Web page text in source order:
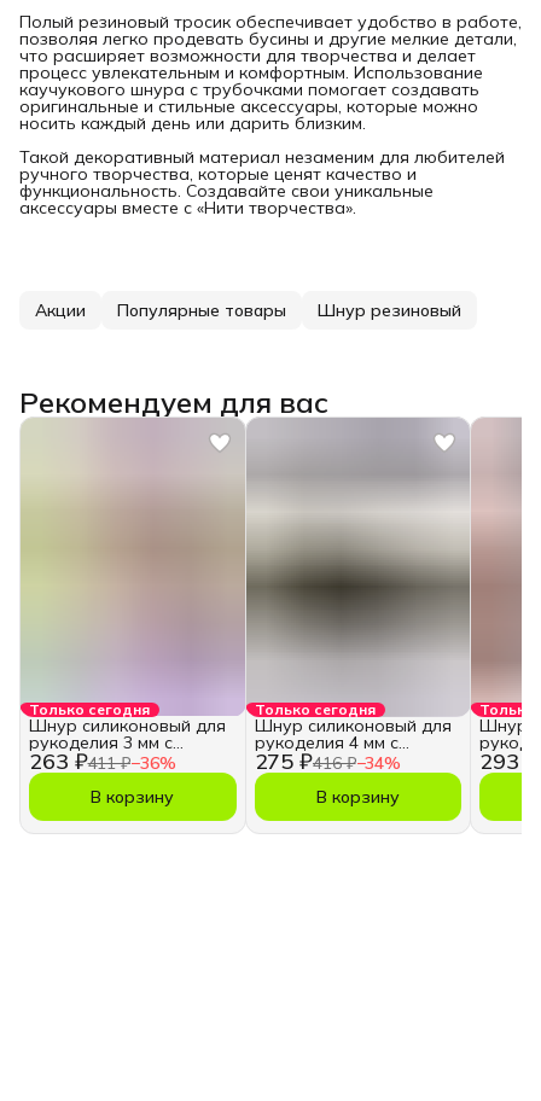
Полый резиновый тросик обеспечивает удобство в работе,
позволяя легко продевать бусины и другие мелкие детали,
что расширяет возможности для творчества и делает
процесс увлекательным и комфортным. Использование
каучукового шнура с трубочками помогает создавать
оригинальные и стильные аксессуары, которые можно
носить каждый день или дарить близким.
Такой декоративный материал незаменим для любителей
ручного творчества, которые ценят качество и
функциональность. Создавайте свои уникальные
аксессуары вместе с «Нити творчества».
Акции Популярные товары Шнур резиновый
Рекомендуем для вас
Только сегодня
263 ₽411 ₽−36%
Шнур силиконовый для
рукоделия 3 мм с
отверстием
В корзину
Только сегодня
275 ₽416 ₽−34%
Шнур силиконовый для
рукоделия 4 мм с
отверстием
В корзину
Только
293 ₽
Шнур